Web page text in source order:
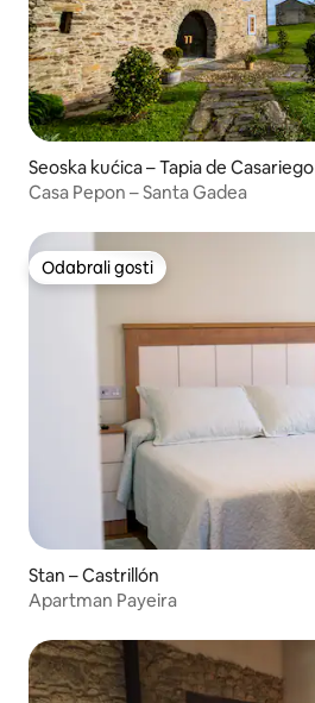
Seoska kućica – Tapia de Casariego
Casa Pepon – Santa Gadea
Odabrali gosti
Odabrali gosti
Stan – Castrillón
Apartman Payeira